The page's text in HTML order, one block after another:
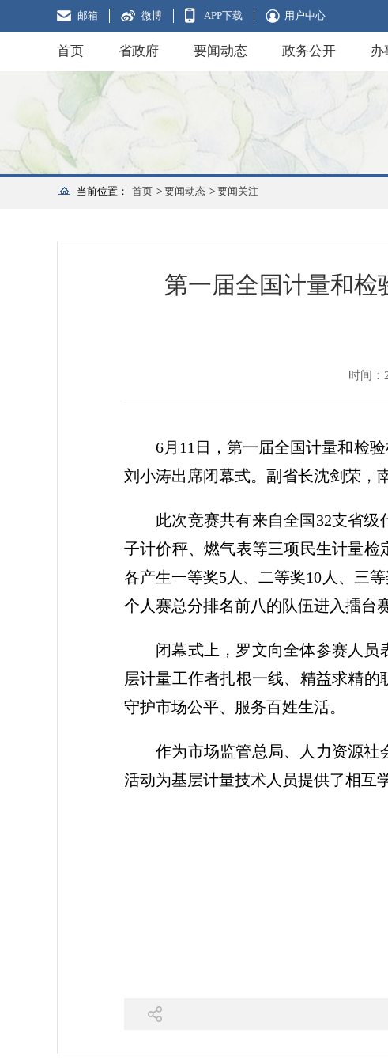
邮箱 微博 APP下载 用户中心
首页 省政府 要闻动态 政务公开 办
当前位置： 首页 > 要闻动态 > 要闻关注
第一届全国计量和检
时间：
6月11日，第一届全国计量和检
刘小涛出席闭幕式。副省长沈剑荣，
此次竞赛共有来自全国32支省
子计价秤、燃气表等三项民生计量检
各产生一等奖5人、二等奖10人、三
个人赛总分排名前八的队伍进入擂台
闭幕式上，罗文向全体参赛人
层计量工作者扎根一线、精益求精
守护市场公平、服务百姓生活。
作为市场监管总局、人力资源社
活动为基层计量技术人员提供了相互